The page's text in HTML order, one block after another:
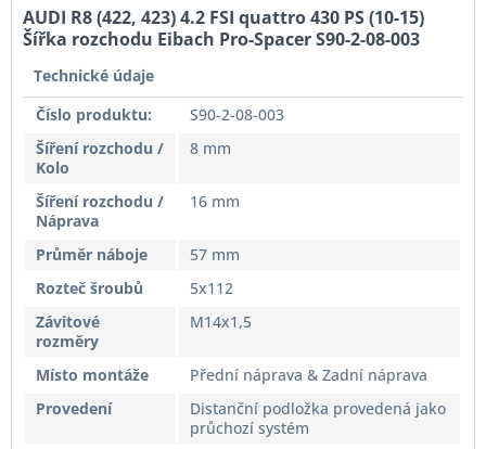
AUDI R8 (422, 423) 4.2 FSI quattro 430 PS (10-15)
Šířka rozchodu Eibach Pro-Spacer S90-2-08-003
Technické údaje
Číslo produktu:
S90-2-08-003
Šíření rozchodu /
Kolo
8 mm
Šíření rozchodu /
Náprava
16 mm
Průměr náboje
57 mm
Rozteč šroubů
5x112
Závitové
rozměry
M14x1,5
Místo montáže
Přední náprava & Zadní náprava
Provedení
Distanční podložka provedená jako
průchozí systém